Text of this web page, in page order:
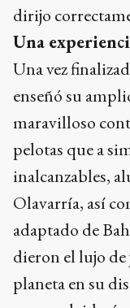
dirijo
Una
Una vez
enseñó su
maravilloso
pelotas que a
inalcanzables,
Olavarría, así
adaptado de
dieron el lujo
planeta en su